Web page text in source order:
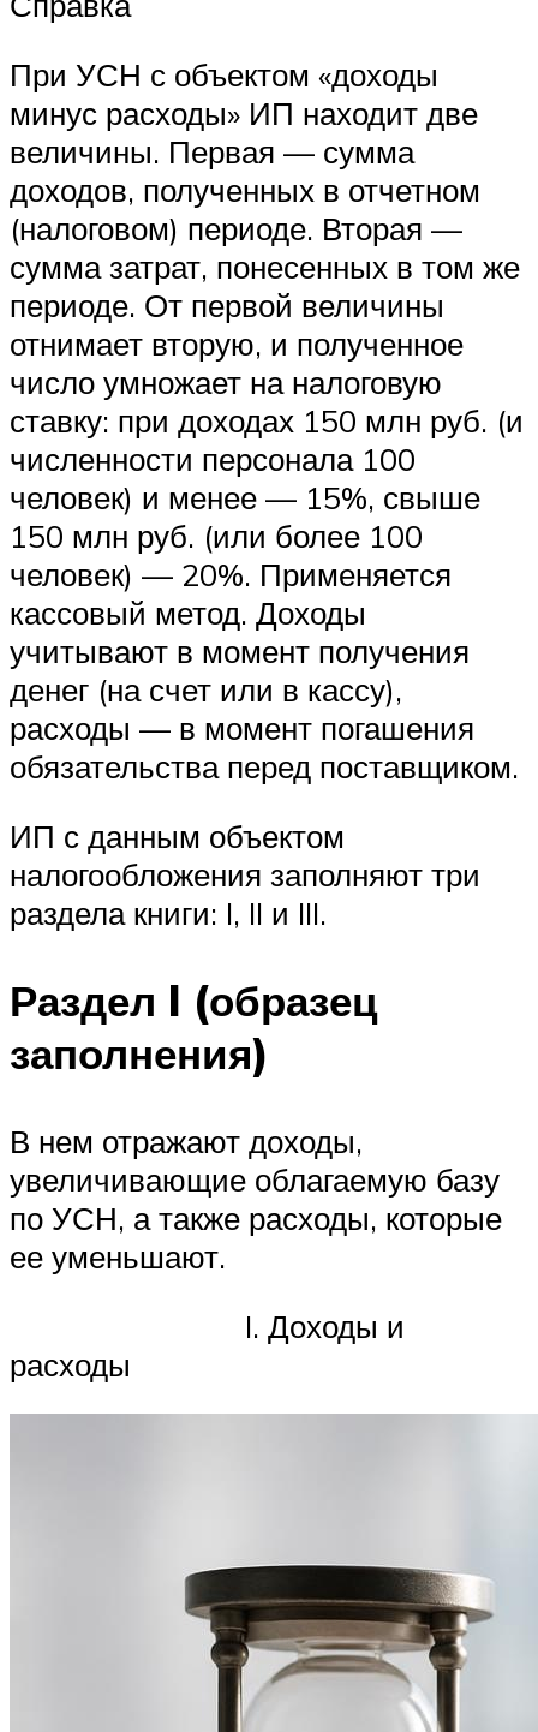
При УСН с объектом «доходы
минус расходы» ИП находит две
величины. Первая — сумма
доходов, полученных в отчетном
(налоговом) периоде. Вторая —
сумма затрат, понесенных в том же
периоде. От первой величины
отнимает вторую, и полученное
число умножает на налоговую
ставку: при доходах 150 млн руб. (и
численности персонала 100
человек) и менее — 15%, свыше
150 млн руб. (или более 100
человек) — 20%. Применяется
кассовый метод. Доходы
учитывают в момент получения
денег (на счет или в кассу),
расходы — в момент погашения
обязательства перед поставщиком.
ИП с данным объектом
налогообложения заполняют три
раздела книги: I, II и III.
Раздел I (образец
заполнения)
В нем отражают доходы,
увеличивающие облагаемую базу
по УСН, а также расходы, которые
ее уменьшают.
I. Доходы и
расходы